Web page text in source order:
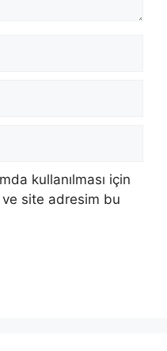
kullanılması için
site adresim bu